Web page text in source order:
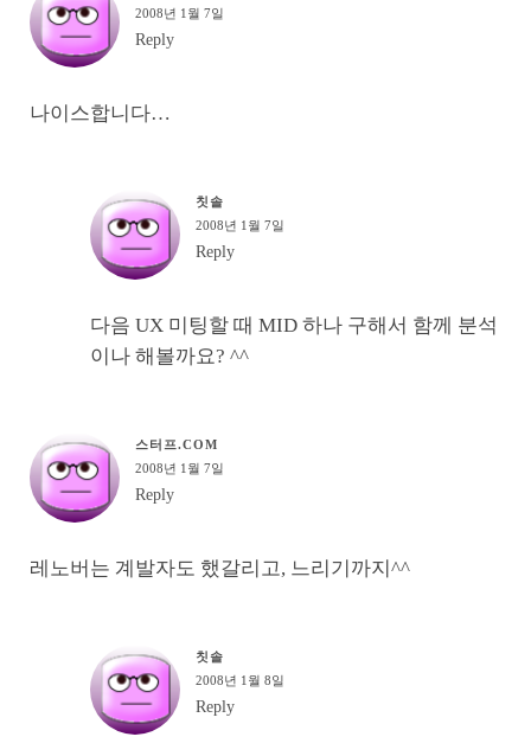
2008년 1월 7일
Reply
나이스합니다…
칫솔
2008년 1월 7일
Reply
다음 UX 미팅할 때 MID 하나 구해서 함께 분석
이나 해볼까요? ^^
스터프.COM
2008년 1월 7일
Reply
레노버는 계발자도 했갈리고, 느리기까지^^
칫솔
2008년 1월 8일
Reply